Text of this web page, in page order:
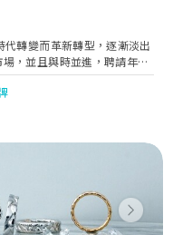
轉變而革新轉型，逐漸淡出
，並且與時並進，聘請年輕
戶，為品牌注入新動力，延
Next